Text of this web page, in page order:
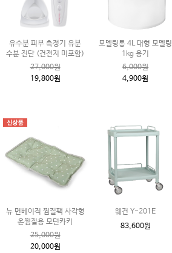
유수분 피부 측정기 유분
수분 진단 (건전지 미포함)
27,000원
19,800원
모델링통 4L 대형 모델링
1kg 용기
6,000원
4,900원
뉴 면베이직 찜질팩 사각형
온찜질용 모던카키
25,000원
20,000원
웨건 Y-201E
83,600원